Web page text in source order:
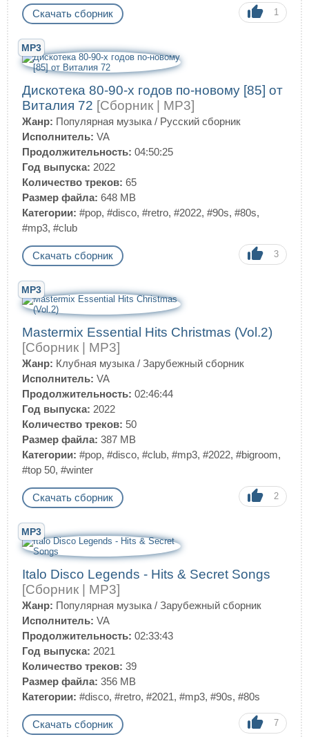
Скачать сборник 1
MP3
Дискотека 80-90-х годов по-новому [85] от
Виталия 72 [Сборник | MP3]
Жанр: Популярная музыка / Русский сборник
Исполнитель: VA
Продолжительность: 04:50:25
Год выпуска: 2022
Количество треков: 65
Размер файла: 648 MB
Категории: #pop, #disco, #retro, #2022, #90s, #80s,
#mp3, #club
Скачать сборник 3
MP3
Mastermix Essential Hits Christmas (Vol.2)
[Сборник | MP3]
Жанр: Клубная музыка / Зарубежный сборник
Исполнитель: VA
Продолжительность: 02:46:44
Год выпуска: 2022
Количество треков: 50
Размер файла: 387 MB
Категории: #pop, #disco, #club, #mp3, #2022, #bigroom,
#top 50, #winter
Скачать сборник 2
MP3
Italo Disco Legends - Hits & Secret Songs
[Сборник | MP3]
Жанр: Популярная музыка / Зарубежный сборник
Исполнитель: VA
Продолжительность: 02:33:43
Год выпуска: 2021
Количество треков: 39
Размер файла: 356 MB
Категории: #disco, #retro, #2021, #mp3, #90s, #80s
Скачать сборник 7